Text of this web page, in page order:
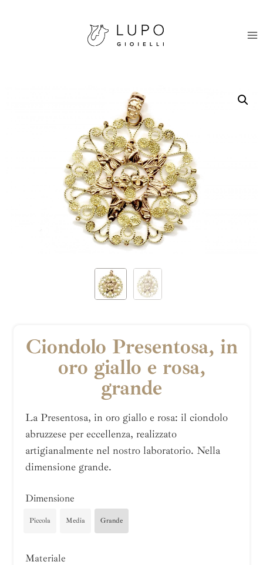
Ciondolo Presentosa, in
oro giallo e rosa,
grande
La Presentosa, in oro giallo e rosa: il ciondolo
abruzzese per eccellenza, realizzato
artigianalmente nel nostro laboratorio. Nella
dimensione grande.
Dimensione
Piccola Media Grande
Materiale